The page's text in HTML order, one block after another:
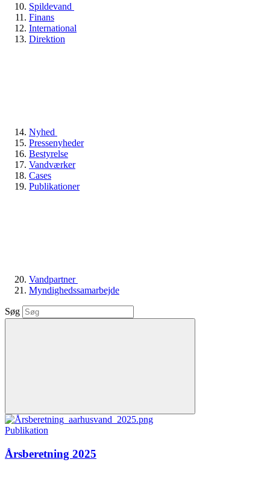
Spildevand
Finans
International
Direktion
Nyhed
Pressenyheder
Bestyrelse
Vandværker
Cases
Publikationer
Vandpartner
Myndighedssamarbejde
Søg
Publikation
Årsberetning 2025